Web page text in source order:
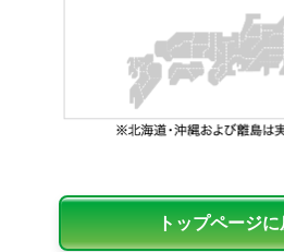
トップページに